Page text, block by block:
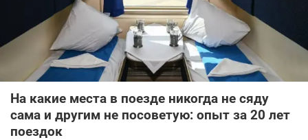
На какие места в поезде никогда не сяду
сама и другим не посоветую: опыт за 20 лет
поездок